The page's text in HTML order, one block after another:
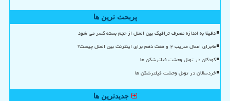
پربحث ترین ها
دقیقا به اندازه مصرف ترافیک بین الملل از حجم بسته کسر می شود
ماجرای اعمال ضریب ۲ و هفت دهم برای اینترنت بین الملل چیست؟
کودکان در تونل وحشت فیلترشکن ها
خردسالان در تونل وحشت فیلترشکن ها
جدیدترین ها